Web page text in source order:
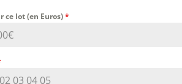
ce lot (en Euros)*